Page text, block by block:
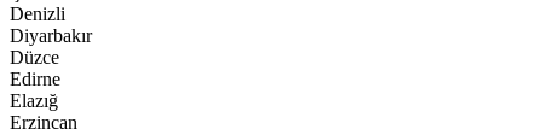
Denizli
Diyarbakır
Düzce
Edirne
Elazığ
Erzincan